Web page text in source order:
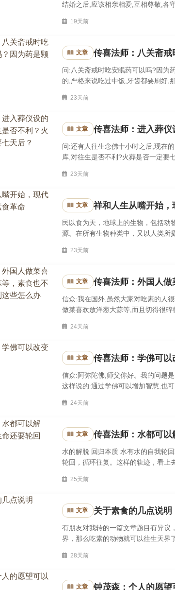
结婚之后,应该相亲相爱,互相尊敬,各
19天前
文章 传喜法师：八关斋戒
问:八关斋戒时吃安眠药可以吗?因为
的,严格来说吃过中饭,牙齿都要刷好,
23天前
文章 传喜法师：进入葬仪
问:还有人往生念佛十小时之后,现在
库,对往生是否不利?火葬是否一定要
23天前
文章 祥和人生从嘴开始
民以食为天，地球上的生物，包括
源。在所有生物种类中，又以人类所
23天前
文章 传喜法师：外国人
信众:我在国外,虽然大家对吃素的人
做菜喜欢放洋葱大蒜等,而且切得很
24天前
文章 传喜法师：学佛可以
信众:阿弥陀佛,师父你好。我的问题
这样说的:通过学佛可以增加智慧,也
24天前
文章 传喜法师：水都可以
水的解脱 回归本质 水有水的自我轮
轮回，循环往复。这样的轨迹，看上
25天前
文章 关于素食的几点说明
有朋友对我转的一篇文章题目有异议
界，那么吃素的动物就可以往生天界
28天前
文章 钟茂森：个人的愿望